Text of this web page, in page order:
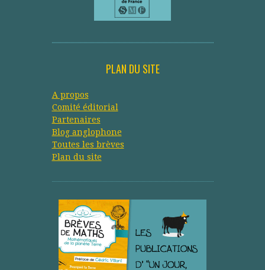
PLAN DU SITE
A propos
Comité éditorial
Partenaires
Blog anglophone
Toutes les brèves
Plan du site